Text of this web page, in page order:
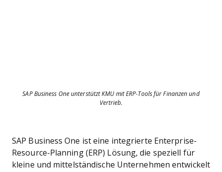
SAP Business One unterstützt KMU mit ERP-Tools für Finanzen und
Vertrieb.
SAP Business One ist eine integrierte Enterprise-
Resource-Planning (ERP) Lösung, die speziell für
kleine und mittelständische Unternehmen entwickelt